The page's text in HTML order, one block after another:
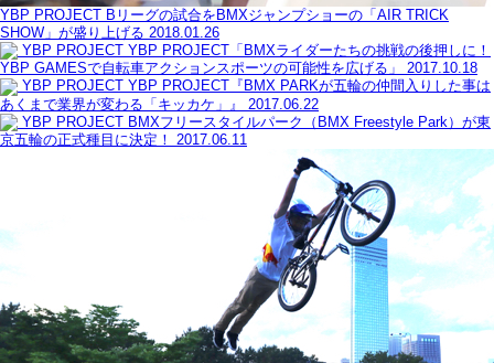
YBP PROJECT Bリーグの試合をBMXジャンプショーの「AIR TRICK
SHOW」が盛り上げる 2018.01.26
YBP PROJECT YBP PROJECT「BMXライダーたちの挑戦の後押しに！
YBP GAMESで自転車アクションスポーツの可能性を広げる」
2017.10.18
YBP PROJECT YBP PROJECT『BMX PARKが五輪の仲間入りした事は
あくまで業界が変わる「キッカケ」』
2017.06.22
YBP PROJECT BMXフリースタイルパーク（BMX Freestyle Park）が東
京五輪の正式種目に決定！ 2017.06.11